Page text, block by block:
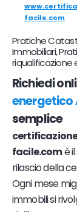
facile.com
Pratiche
Immobiliari,
riqualificazione
Richiedi
energetico
semplice
facile.comè il
rilascio della
Ogni mese
immobili si